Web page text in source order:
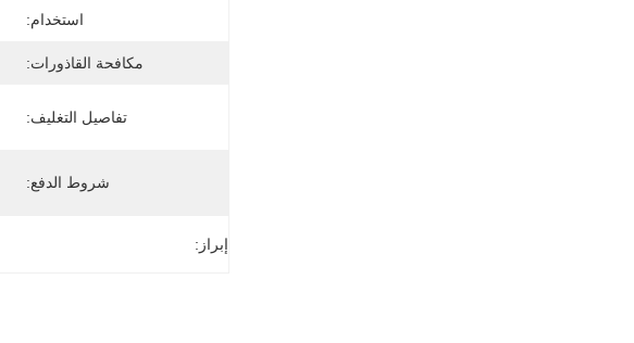
استخدام:
مكافحة القاذورات:
تفاصيل التغليف:
شروط الدفع:
إبراز: